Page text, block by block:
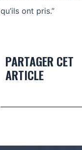
qu’ils ont pris.”
PARTAGER CET
ARTICLE